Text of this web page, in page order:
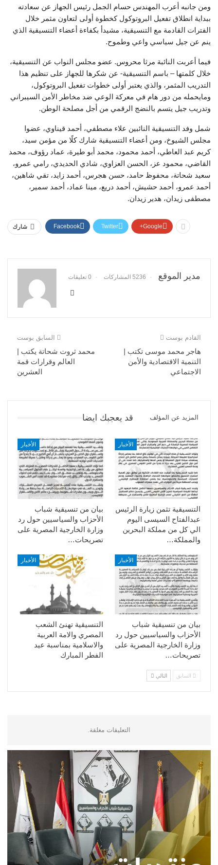
ومن جانبه أعرب المهندس حسام الجمل رئيس الجهاز عن سعادته
ببداية انطلاق تفعيل البروتوكول كخطوة أولى لتعاون مثمر خلال
الفترات القادمة مع التنسيقية، مشيدأ بكفاءة أعضاء التنسيقية الذي
ينم عن جيل سياسي واعي وطموح.
فيما أعربت النائبة مرثا محروس. عضو مجلس النواب عن التنسيقية،
خلال كلمتها – باسم التنسيقية- عن شكرها للجهاز على تنظيم هذا
التدريب المثمر، والذي يعتبر أولى خطوات تفعيل البروتوكول،
ومايحمله من دور هام في معركة الوعي ضد مخاطر الأمن السيبراني
وتدريب جيل يتسم بالنضج الرقمي من أجل مصلحة الوطن.
شمل وفد التنسيقية النائبين علاء مصطفي، أحمد قيناوي، عضوا
مجلس الشيوخ، ومن أعضاء التنسيقية شارك كلًا من مؤمن سيد،
كريم عبد العاطي، أحمد محمود، محمد أبو طيرة، عماد رؤوف، محمد
القاضي، محمود عز، الحسن العزاوي، شادي الحديدي، رامي عمرو،
سعيد شحاتة، محفوظ حامد، حسن هجرس، أحمد زايد، تقي شاهين،
أحمد عمرو، أحمد حشيش، أحمد دريع، مينا عماد، أحمد سمير،
مصطفى زيدان، هدير زيدان.
شارك Facebook Twitter Google+
مدير الموقع 5236 المشاركات 0 تعليقات
السابق بوست
محمد ثروت شحاتة يكتب |
العالم وقرارات قمة
العشرين
القادم بوست
هاجر محمد موسى تكتب |
التنمية الاقتصادية والأمن
الاجتماعي
قد يعجبك ايضا المزيد عن المؤلف
الأخبار
بيان من تنسيقية شباب
الأحزاب والسياسيين حول رد
وزارة الخارجية المصرية على
تصريحات…
الأخبار
التنسيقية تثمن زيارة الرئيس
عبدالفتاح السيسى اليوم
الي كل من مملكة البحرين
والمملكة…
الأخبار
التنسيقية تهنئ الشعب
المصري والامة العربية
والاسلامية بمناسبة عيد
الفطر المبارك
الأخبار
بيان من تنسيقية شباب
الأحزاب والسياسيين حول رد
وزارة الخارجية المصرية على
تصريحات…
السابق التالي
التعليقات مغلقة.